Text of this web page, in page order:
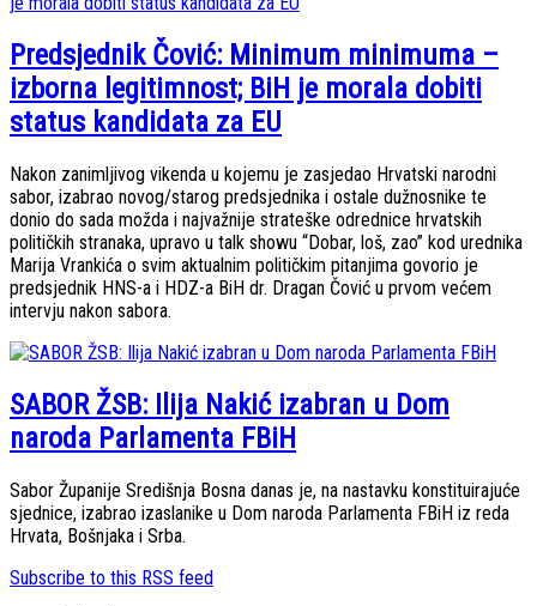
Predsjednik Čović: Minimum minimuma –
izborna legitimnost; BiH je morala dobiti
status kandidata za EU
Nakon zanimljivog vikenda u kojemu je zasjedao Hrvatski narodni
sabor, izabrao novog/starog predsjednika i ostale dužnosnike te
donio do sada možda i najvažnije strateške odrednice hrvatskih
političkih stranaka, upravo u talk showu “Dobar, loš, zao” kod urednika
Marija Vrankića o svim aktualnim političkim pitanjima govorio je
predsjednik HNS-a i HDZ-a BiH dr. Dragan Čović u prvom većem
intervju nakon sabora.
SABOR ŽSB: Ilija Nakić izabran u Dom
naroda Parlamenta FBiH
Sabor Županije Središnja Bosna danas je, na nastavku konstituirajuće
sjednice, izabrao izaslanike u Dom naroda Parlamenta FBiH iz reda
Hrvata, Bošnjaka i Srba.
Subscribe to this RSS feed